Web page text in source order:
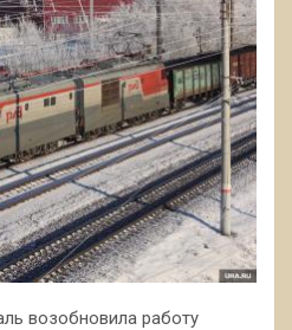
возобновила работу